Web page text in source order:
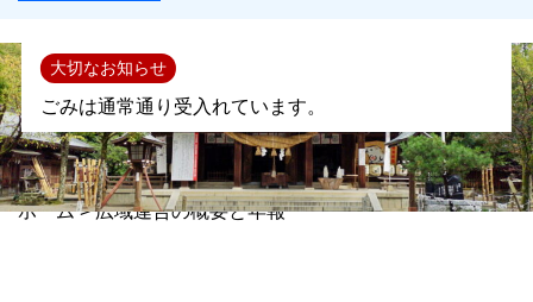
大切なお知らせ
ごみは通常通り受入れています。
ホーム>広域連合の概要と年報